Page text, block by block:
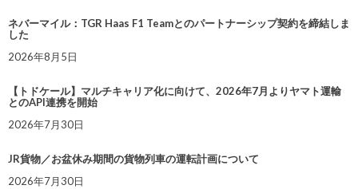
ネバーマイル：TGR Haas F1 Teamとのパートナーシップ契約を締結しま
した
2026年8月5日
【トドケール】マルチキャリア化に向けて、2026年7月よりヤマト運輸
とのAPI連携を開始
2026年7月30日
JR貨物／お盆休み期間の貨物列車の運転計画について
2026年7月30日